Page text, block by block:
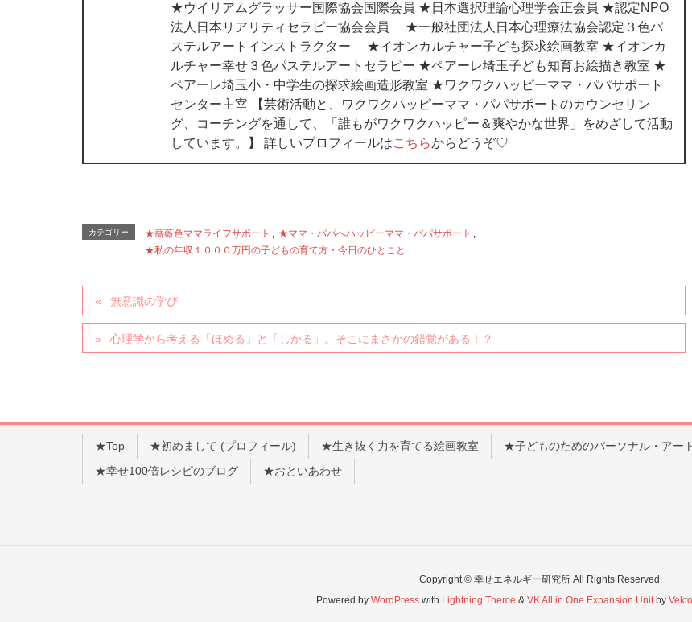
★ウイリアムグラッサー国際協会国際会員 ★日本選択理論心理学会正会員 ★認定NPO
法人日本リアリティセラピー協会会員 ★一般社団法人日本心理療法協会認定３色パ
ステルアートインストラクター ★イオンカルチャー子ども探求絵画教室 ★イオンカ
ルチャー幸せ３色パステルアートセラピー ★ペアーレ埼玉子ども知育お絵描き教室 ★
ペアーレ埼玉小・中学生の探求絵画造形教室 ★ワクワクハッピーママ・パパサポート
センター主宰 【芸術活動と、ワクワクハッピーママ・パパサポートのカウンセリン
グ、コーチングを通して、「誰もがワクワクハッピー＆爽やかな世界」をめざして活動
しています。】 詳しいプロフィールはこちらからどうぞ♡
カテゴリー ★薔薇色ママライフサポート , ★ママ・パパへハッピーママ・パパサポート ,
★私の年収１０００万円の子どもの育て方・今日のひとこと
無意識の学び
心理学から考える「ほめる」と「しかる」。そこにまさかの錯覚がある！？
★Top ★初めまして (プロフィール) ★生き抜く力を育てる絵画教室
★子どものためのパーソナル・アー
★幸せ100倍レシピのブログ
★おといあわせ
Copyright © 幸せエネルギー研究所 All Rights Reserved.
Powered by WordPress with Lightning Theme & VK All in One Expansion Unitby